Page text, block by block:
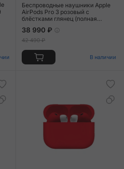
Беспроводные наушники Apple
AirPods Pro 3 розовый с
блёстками глянец (полная
38 990 ₽
42 490 ₽
В наличии